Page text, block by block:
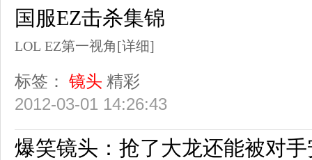
国服EZ击杀集锦
LOL EZ第一视角[详细]
标签： 镜头 精彩
2012-03-01 14:26:43
爆笑镜头：抢了大龙还能被对